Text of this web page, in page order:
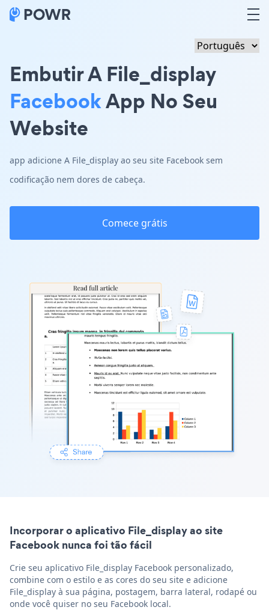
Embutir A File_display
FacebookApp No Seu
Website
app adicione A File_display ao seu site Facebook sem
codificação nem dores de cabeça.
Comece grátis
Incorporar o aplicativo File_display ao site
Facebook nunca foi tão fácil
Crie seu aplicativo File_display Facebook personalizado,
combine com o estilo e as cores do seu site e adicione
File_display à sua página, postagem, barra lateral, rodapé ou
onde você quiser no seu Facebook local.